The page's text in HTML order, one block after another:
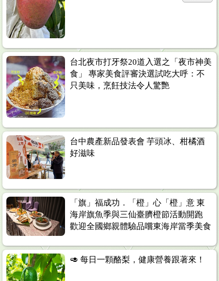
台北夜市打牙祭20道入選之「夜市神美
食」 專家美食評審決選試吃大呼：不
只美味，烹飪技法令人驚艷
台中農產新品發表會 芋頭冰、柑橘酒
好滋味
「旗」福成功．「橙」心「橙」意 東
海岸旗魚季與三仙臺臍橙節活動開跑
歡迎全國鄉親體驗品嚐東海岸當季美食
🥑 每日一顆酪梨，健康營養跟著來！